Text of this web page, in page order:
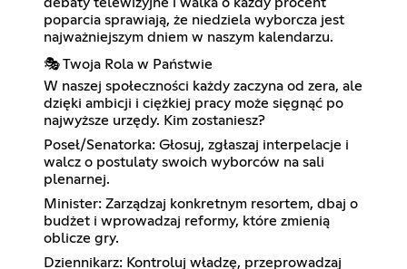
poparcia sprawiają, że niedziela wyborcza jest
najważniejszym dniem w naszym kalendarzu.
🎭 Twoja Rola w Państwie
W naszej społeczności każdy zaczyna od zera, ale
dzięki ambicji i ciężkiej pracy może sięgnąć po
najwyższe urzędy. Kim zostaniesz?
Poseł/Senatorka: Głosuj, zgłaszaj interpelacje i
walcz o postulaty swoich wyborców na sali
plenarnej.
Minister: Zarządzaj konkretnym resortem, dbaj o
budżet i wprowadzaj reformy, które zmienią
oblicze gry.
Dziennikarz: Kontroluj władzę, przeprowadzaj